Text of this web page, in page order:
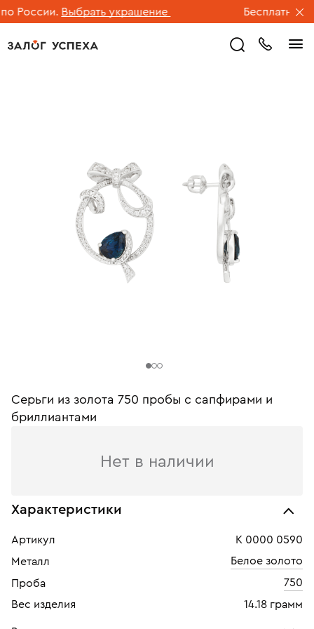
России. Выбрать украшение Бесплатная
Серьги из золота 750 пробы c сапфирами и
бриллиантами
Нет в наличии
Характеристики
Артикул
К 0000 0590
Металл
Белое золото
Проба
750
Вес изделия
14.18 грамм